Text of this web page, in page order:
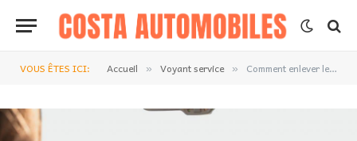
VOUS ÊTES ICI: Accueil » Voyant service » Comment enlever le voyant de service sur la Volkswagen Cross ?